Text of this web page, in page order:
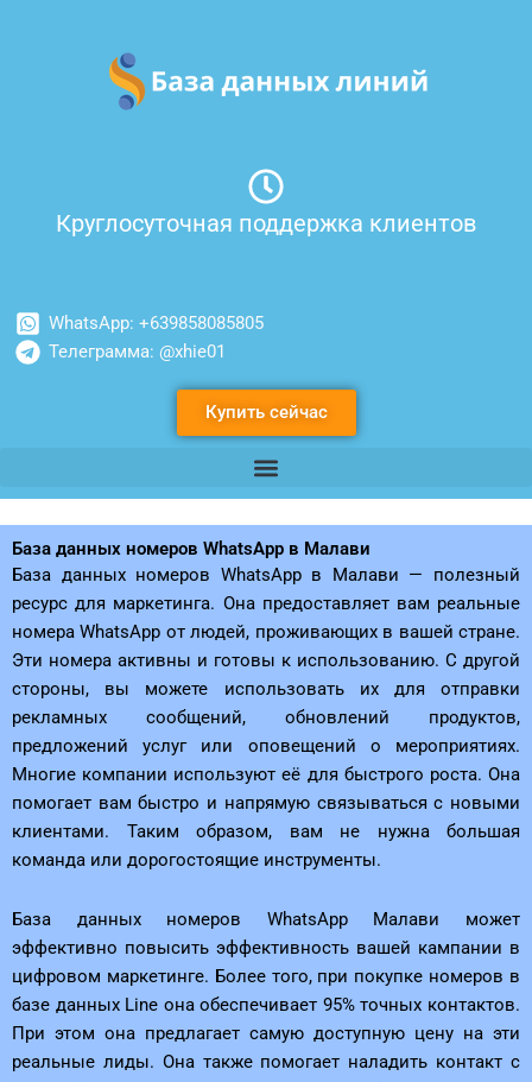
содержимому
Круглосуточная поддержка клиентов
WhatsApp: +639858085805
Телеграмма: @xhie01
Купить сейчас
База данных номеров WhatsApp в Малави
База данных номеров WhatsApp в Малави — полезный
ресурс для маркетинга. Она предоставляет вам реальные
номера WhatsApp от людей, проживающих в вашей стране.
Эти номера активны и готовы к использованию. С другой
стороны, вы можете использовать их для отправки
рекламных сообщений, обновлений продуктов,
предложений услуг или оповещений о мероприятиях.
Многие компании используют её для быстрого роста. Она
помогает вам быстро и напрямую связываться с новыми
клиентами. Таким образом, вам не нужна большая
команда или дорогостоящие инструменты.
База данных номеров WhatsApp Малави может
эффективно повысить эффективность вашей кампании в
цифровом маркетинге. Более того, при покупке номеров в
базе данных Line она обеспечивает 95% точных контактов.
При этом она предлагает самую доступную цену на эти
реальные лиды. Она также помогает наладить контакт с